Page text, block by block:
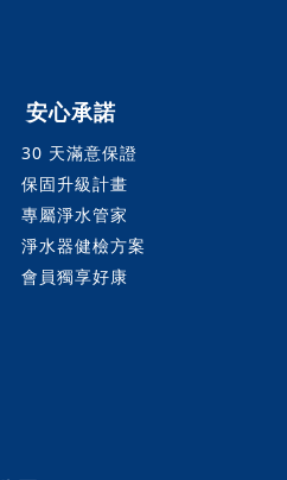
心承諾
30 天滿意保證
保固升級計畫
專屬淨水管家
淨水器健檢方案
會員獨享好康